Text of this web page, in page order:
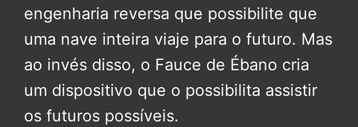
engenharia reversa que possibilite que
uma nave inteira viaje para o futuro. Mas
ao invés disso, o Fauce de Ébano cria
um dispositivo que o possibilita assistir
os futuros possíveis.